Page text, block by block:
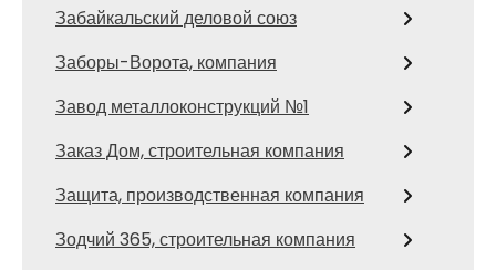
Забайкальский деловой союз
Заборы-Ворота, компания
Завод металлоконструкций №1
Заказ Дом, строительная компания
Защита, производственная компания
Зодчий 365, строительная компания